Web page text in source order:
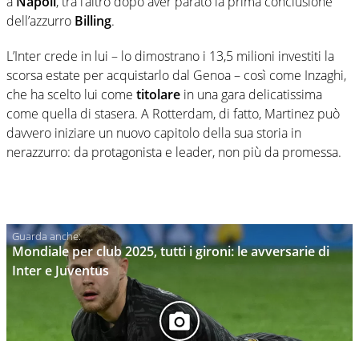
dell’azzurro Billing.
L’Inter crede in lui – lo dimostrano i 13,5 milioni investiti la
scorsa estate per acquistarlo dal Genoa – così come Inzaghi,
che ha scelto lui come titolare in una gara delicatissima
come quella di stasera. A Rotterdam, di fatto, Martinez può
davvero iniziare un nuovo capitolo della sua storia in
nerazzurro: da protagonista e leader, non più da promessa.
Mondiale per club 2025, tutti i gironi: le avversarie di
Inter e Juventus